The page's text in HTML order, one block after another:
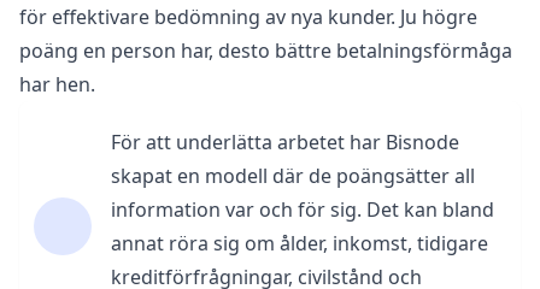
för effektivare bedömning av nya kunder. Ju högre
poäng en person har, desto bättre betalningsförmåga
har hen.
För att underlätta arbetet har Bisnode
skapat en modell där de poängsätter all
information var och för sig. Det kan bland
annat röra sig om ålder, inkomst, tidigare
kreditförfrågningar, civilstånd och